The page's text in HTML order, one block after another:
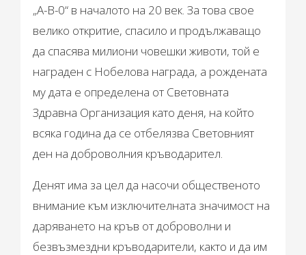
„А-В-0“ в началото на 20 век. За това свое
велико откритие, спасило и продължаващо
да спасява милиони човешки животи, той е
награден с Нобелова награда, а рождената
му дата е определена от Световната
Здравна Организация като деня, на който
всяка година да се отбелязва Световният
ден на доброволния кръводарител.
Денят има за цел да насочи общественото
внимание към изключителната значимост на
даряването на кръв от доброволни и
безвъзмездни кръводарители, както и да им